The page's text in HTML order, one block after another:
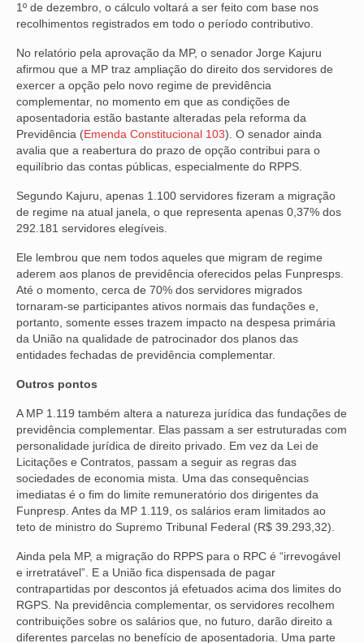
SINDICALIZE-SE
NÚCLEOS
APOSENTADOS
AGENTES DE POLÍCIA JUDICIAL
ANALISTAS JUDICIÁRIOS
ACESSIBILIDADE E INCLUSÃO
MULHERES
OFICIAIS DE JUSTIÇA
SAÚDE
TÉCNICOS JUDICIÁRIOS
TECNOLOGIA DA INFORMAÇÃO
1º de dezembro, o cálculo voltará a ser feito com base nos
recolhimentos registrados em todo o período contributivo.
No relatório pela aprovação da MP, o senador Jorge Kajuru
afirmou que a MP traz ampliação do direito dos servidores de
exercer a opção pelo novo regime de previdência
complementar, no momento em que as condições de
aposentadoria estão bastante alteradas pela reforma da
Previdência (Emenda Constitucional 103). O senador ainda
avalia que a reabertura do prazo de opção contribui para o
equilíbrio das contas públicas, especialmente do RPPS.
Segundo Kajuru, apenas 1.100 servidores fizeram a migração
de regime na atual janela, o que representa apenas 0,37% dos
292.181 servidores elegíveis.
Ele lembrou que nem todos aqueles que migram de regime
aderem aos planos de previdência oferecidos pelas Funpresps.
Até o momento, cerca de 70% dos servidores migrados
tornaram-se participantes ativos normais das fundações e,
portanto, somente esses trazem impacto na despesa primária
da União na qualidade de patrocinador dos planos das
entidades fechadas de previdência complementar.
Outros pontos
A MP 1.119 também altera a natureza jurídica das fundações de
previdência complementar. Elas passam a ser estruturadas com
personalidade jurídica de direito privado. Em vez da Lei de
Licitações e Contratos, passam a seguir as regras das
sociedades de economia mista. Uma das consequências
imediatas é o fim do limite remuneratório dos dirigentes da
Funpresp. Antes da MP 1.119, os salários eram limitados ao
teto de ministro do Supremo Tribunal Federal (R$ 39.293,32).
Ainda pela MP, a migração do RPPS para o RPC é “irrevogável
e irretratável”. E a União fica dispensada de pagar
contrapartidas por descontos já efetuados acima dos limites do
RGPS. Na previdência complementar, os servidores recolhem
contribuições sobre os salários que, no futuro, darão direito a
diferentes parcelas no benefício de aposentadoria. Uma parte